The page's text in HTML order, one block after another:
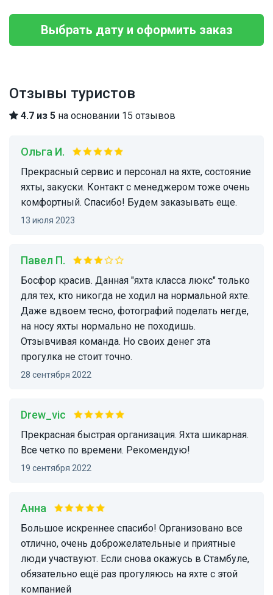
Выбрать дату и оформить заказ
Отзывы туристов
4.7 из 5 на основании 15 отзывов
Ольга И.
Прекрасный сервис и персонал на яхте, состояние
яхты, закуски. Контакт с менеджером тоже очень
комфортный. Спасибо! Будем заказывать еще.
13 июля 2023
Павел П.
Босфор красив. Данная "яхта класса люкс" только
для тех, кто никогда не ходил на нормальной яхте.
Даже вдвоем тесно, фотографий поделать негде,
на носу яхты нормально не походишь.
Отзывчивая команда. Но своих денег эта
прогулка не стоит точно.
28 сентября 2022
Drew_vic
Прекрасная быстрая организация. Яхта шикарная.
Все четко по времени. Рекомендую!
19 сентября 2022
Анна
Большое искреннее спасибо! Организовано все
отлично, очень доброжелательные и приятные
люди участвуют. Если снова окажусь в Стамбуле,
обязательно ещё раз прогуляюсь на яхте с этой
компанией